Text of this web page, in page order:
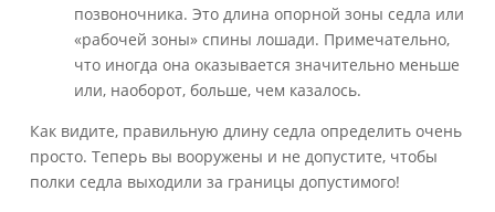
позвоночника. Это длина опорной зоны седла или
«рабочей зоны» спины лошади. Примечательно,
что иногда она оказывается значительно меньше
или, наоборот, больше, чем казалось.
Как видите, правильную длину седла определить очень
просто. Теперь вы вооружены и не допустите, чтобы
полки седла выходили за границы допустимого!